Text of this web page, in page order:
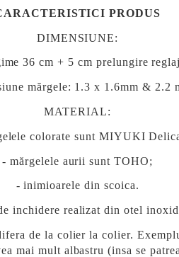
PRODUS
DIMENSIUNE:
36 cm + 5 cm prelungire
mărgele: 1.3 x 1.6mm & 2.2
MATERIAL:
colorate sunt MIYUKI
- mărgelele aurii sunt TOHO;
- inimioarele din scoica.
inchidere realizat din otel
de la colier la colier.
mai mult albastru (insa se